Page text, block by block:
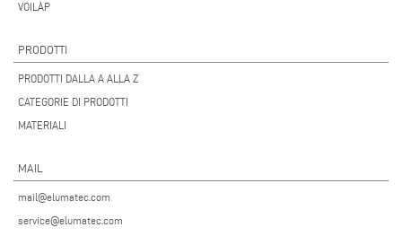
VOILÀP
PRODOTTI
PRODOTTI DALLA A ALLA Z
CATEGORIE DI PRODOTTI
MATERIALI
MAIL
mail@elumatec.com
service@elumatec.com